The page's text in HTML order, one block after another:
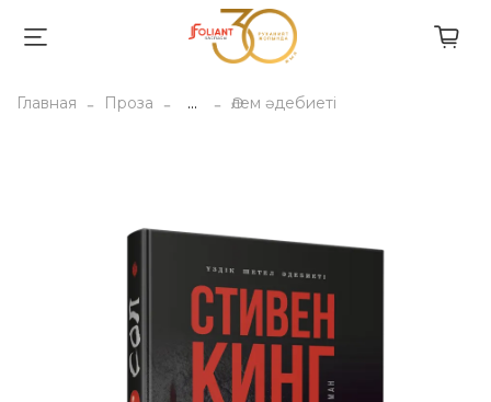
Главная Проза ... Әлем әдебиеті